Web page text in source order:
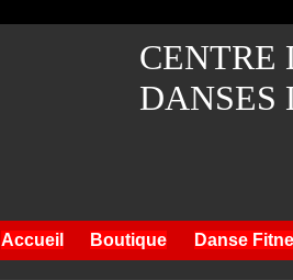
Accueil Boutique Danse
CENTRE
DANSES